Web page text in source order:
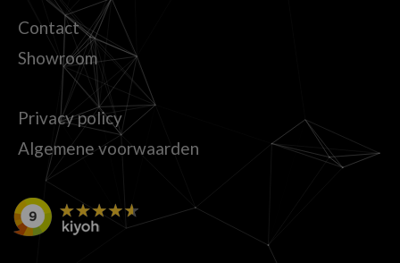
Contact
Showroom
Privacy policy
Algemene voorwaarden